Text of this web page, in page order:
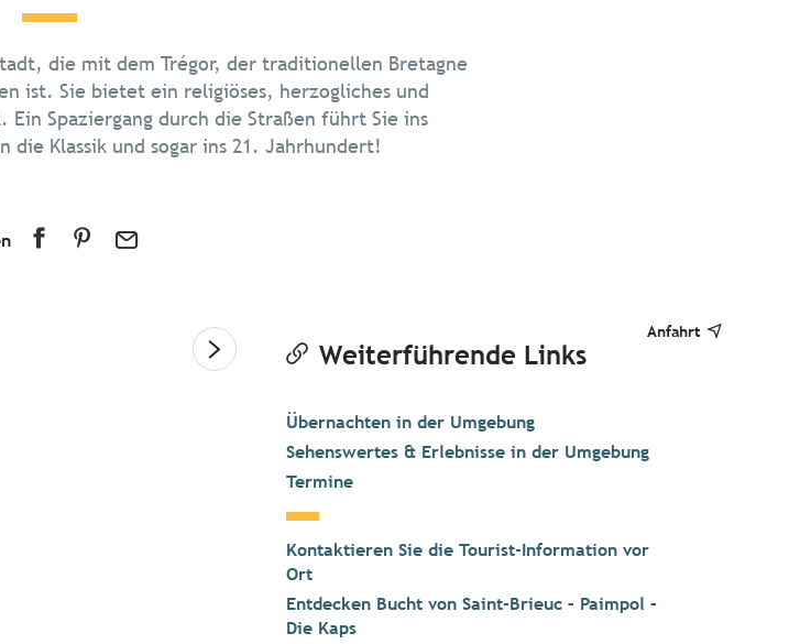
Anfahrt
die mit dem Trégor, der traditionellen Bretagne
ist. Sie bietet ein religiöses, herzogliches und
Spaziergang durch die Straßen führt Sie ins
die Klassik und sogar ins 21. Jahrhundert!
Weiterführende Links
Übernachten in der Umgebung
Sehenswertes & Erlebnisse in der Umgebung
Termine
Kontaktieren Sie die Tourist-Information vor
Ort
Entdecken Bucht von Saint-Brieuc – Paimpol –
Die Kaps